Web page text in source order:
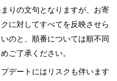
りの文句となりますが、お寄
に対してすべてを反映させら
のと、順番については順不同
ご了承ください。
デートにはリスクも伴います